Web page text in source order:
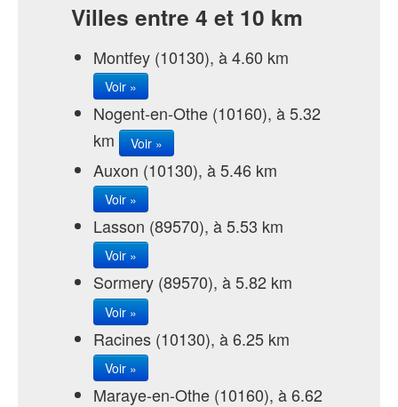
Villes entre 4 et 10 km
Montfey (10130), à 4.60 km
Voir »
Nogent-en-Othe (10160), à 5.32
km
Voir »
Auxon (10130), à 5.46 km
Voir »
Lasson (89570), à 5.53 km
Voir »
Sormery (89570), à 5.82 km
Voir »
Racines (10130), à 6.25 km
Voir »
Maraye-en-Othe (10160), à 6.62